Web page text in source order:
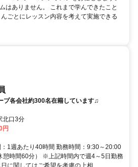
はありません。 これまで学んできたこと
ごとにレッスン内容を考えて実施できる
プ各会社約300名在籍しています♫
北口3分
円
1週あたり40時間 勤務時間：9:30～20:00
憩時間60分） ※上記時間内で週4～5日勤務
に関してはご希望を考慮の上相...